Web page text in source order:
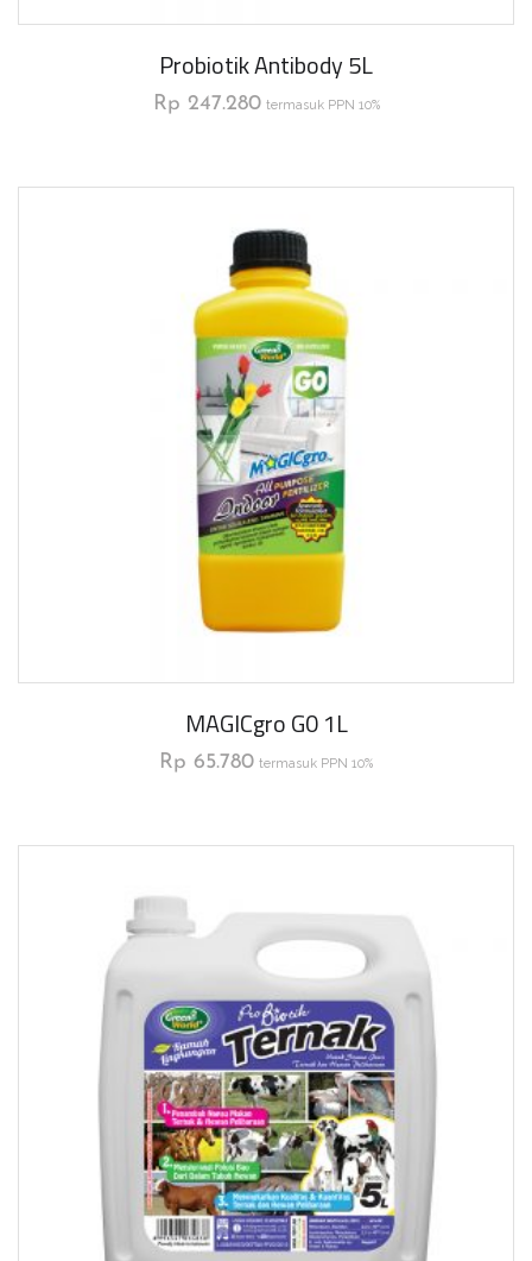
Probiotik Antibody 5L
Rp 247.280 termasuk PPN 10%
MAGICgro G0 1L
Rp 65.780 termasuk PPN 10%